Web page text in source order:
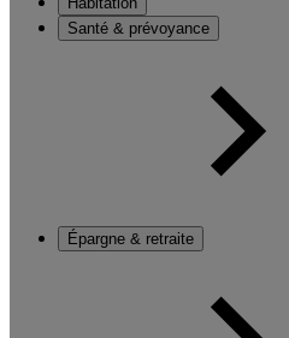
Santé & prévoyance
Épargne & retraite